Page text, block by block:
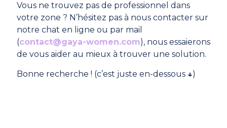
Vous ne trouvez pas de professionnel dans
votre zone ? N’hésitez pas à nous contacter sur
notre chat en ligne ou par mail
(contact@gaya-women.com), nous essaierons
de vous aider au mieux à trouver une solution.
Bonne recherche ! (c’est juste en-dessous ↓)